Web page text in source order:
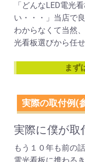
「どんなLED電光
い・・・」当店で
わからなくて当然
光看板選びから任
まず
実際の取付例(
実際に僕が取
もう１０年も前の